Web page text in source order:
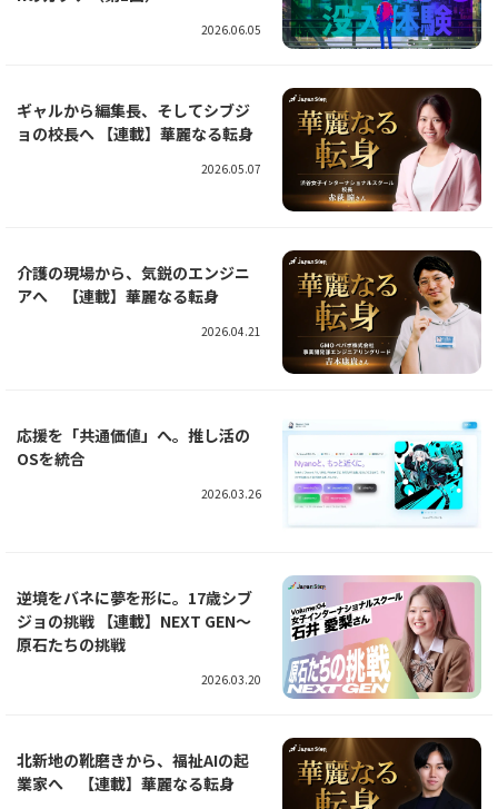
2026.06.05
ギャルから編集長、そしてシブジ
ョの校長へ 【連載】華麗なる転身
2026.05.07
介護の現場から、気鋭のエンジニ
アへ 【連載】華麗なる転身
2026.04.21
応援を「共通価値」へ。推し活の
OSを統合
2026.03.26
逆境をバネに夢を形に。17歳シブ
ジョの挑戦 【連載】NEXT GEN～
原石たちの挑戦
2026.03.20
北新地の靴磨きから、福祉AIの起
業家へ 【連載】華麗なる転身